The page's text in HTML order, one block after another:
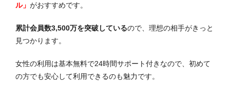
ル」 がおすすめです。
累計会員数3,500万を突破しているので、理想の相手がきっと
見つかります。
女性の利用は基本無料で24時間サポート付きなので、初めて
の方でも安心して利用できるのも魅力です。